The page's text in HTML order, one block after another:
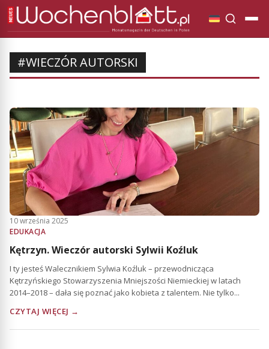
#WIECZÓR AUTORSKI
10 września 2025
EDUKACJA
Kętrzyn. Wieczór autorski Sylwii Koźluk
I ty jesteś Walecznikiem Sylwia Koźluk – przewodnicząca
Kętrzyńskiego Stowarzyszenia Mniejszości Niemieckiej w latach
2014–2018 – dała się poznać jako kobieta z talentem. Nie tylko...
CZYTAJ WIĘCEJ →